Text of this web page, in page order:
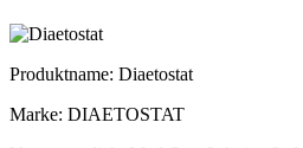
Produktname: Diaetostat
Marke: DIAETOSTAT